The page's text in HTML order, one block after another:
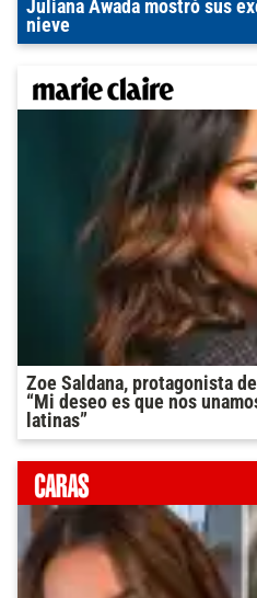
Juliana Awada mostró sus
nieve
Zoe Saldana, protagonista
“Mi deseo es que nos
latinas”